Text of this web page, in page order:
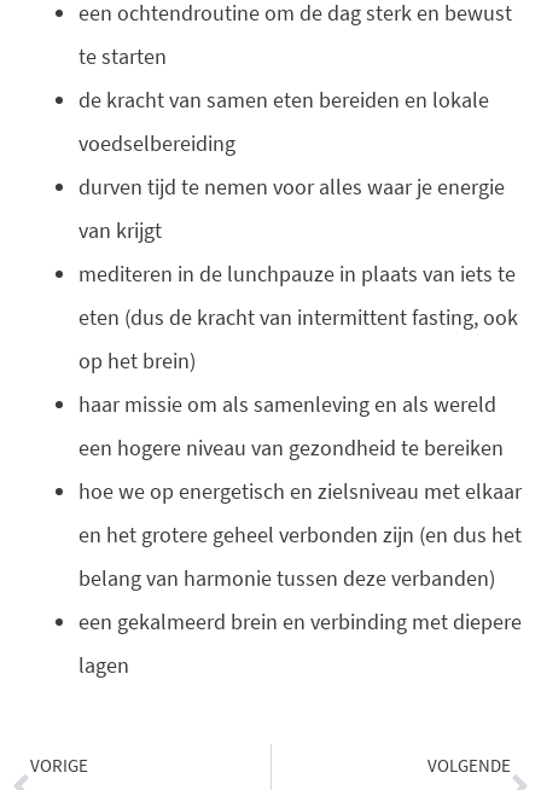
een ochtendroutine om de dag sterk en bewust
te starten
de kracht van samen eten bereiden en lokale
voedselbereiding
durven tijd te nemen voor alles waar je energie
van krijgt
mediteren in de lunchpauze in plaats van iets te
eten (dus de kracht van intermittent fasting, ook
op het brein)
haar missie om als samenleving en als wereld
een hogere niveau van gezondheid te bereiken
hoe we op energetisch en zielsniveau met elkaar
en het grotere geheel verbonden zijn (en dus het
belang van harmonie tussen deze verbanden)
een gekalmeerd brein en verbinding met diepere
lagen
Vorige
VORIGE VOLGENDE